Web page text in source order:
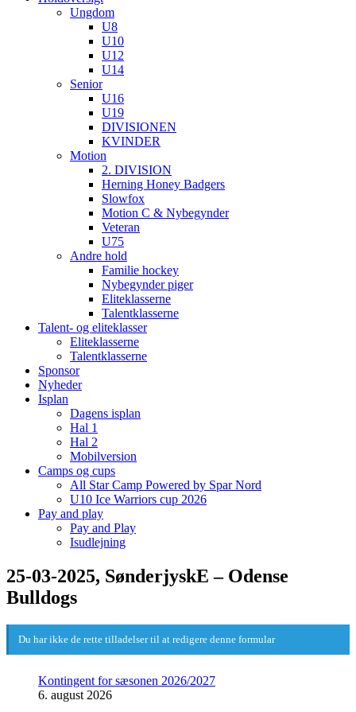
Ungdom
U8
U10
U12
U14
Senior
U16
U19
DIVISIONEN
KVINDER
Motion
2. DIVISION
Herning Honey Badgers
Slowfox
Motion C & Nybegynder
Veteran
U75
Andre hold
Familie hockey
Nybegynder piger
Eliteklasserne
Talentklasserne
Talent- og eliteklasser
Eliteklasserne
Talentklasserne
Sponsor
Nyheder
Isplan
Dagens isplan
Hal 1
Hal 2
Mobilversion
Camps og cups
All Star Camp Powered by Spar Nord
U10 Ice Warriors cup 2026
Pay and play
Pay and Play
Isudlejning
25-03-2025, SønderjyskE – Odense
Bulldogs
Du har ikke de rette tilladelser til at redigere denne formular
Kontingent for sæsonen 2026/2027
6. august 2026